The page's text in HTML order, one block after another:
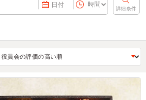
日付
詳細条件